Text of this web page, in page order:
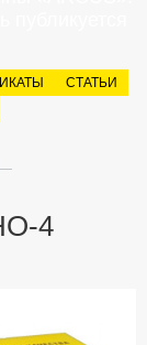
СТАТЬИ
4